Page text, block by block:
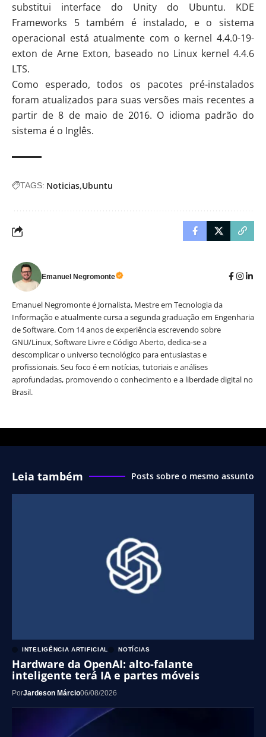
substitui interface do Unity do Ubuntu. KDE
Frameworks 5 também é instalado, e o sistema
operacional está atualmente com o kernel 4.4.0-19-
exton de Arne Exton, baseado no Linux kernel 4.4.6
LTS.
Como esperado, todos os pacotes pré-instalados
foram atualizados para suas versões mais recentes a
partir de 8 de maio de 2016. O idioma padrão do
sistema é o Inglês.
TAGS: Noticias Ubuntu
Emanuel Negromonte
Emanuel Negromonte é Jornalista, Mestre em Tecnologia da
Informação e atualmente cursa a segunda graduação em Engenharia
de Software. Com 14 anos de experiência escrevendo sobre
GNU/Linux, Software Livre e Código Aberto, dedica-se a
descomplicar o universo tecnológico para entusiastas e
profissionais. Seu foco é em notícias, tutoriais e análises
aprofundadas, promovendo o conhecimento e a liberdade digital no
Brasil.
Leia também Posts sobre o mesmo assunto
INTELIGÊNCIA ARTIFICIAL NOTÍCIAS
Hardware da OpenAI: alto-falante
inteligente terá IA e partes móveis
PorJardeson Márcio06/08/2026